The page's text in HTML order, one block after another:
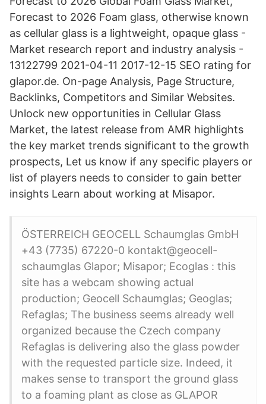
Forecast to 2026 Foam glass, otherwise known
as cellular glass is a lightweight, opaque glass -
Market research report and industry analysis -
13122799 2021-04-11 2017-12-15 SEO rating for
glapor.de. On-page Analysis, Page Structure,
Backlinks, Competitors and Similar Websites.
Unlock new opportunities in Cellular Glass
Market, the latest release from AMR highlights
the key market trends significant to the growth
prospects, Let us know if any specific players or
list of players needs to consider to gain better
insights Learn about working at Misapor.
ÖSTERREICH GEOCELL Schaumglas GmbH
+43 (7735) 67220-0 kontakt@geocell-
schaumglas Glapor; Misapor; Ecoglas : this
site has a webcam showing actual
production; Geocell Schaumglas; Geoglas;
Refaglas; The business seems already well
organized because the Czech company
Refaglas is delivering also the glass powder
with the requested particle size. Indeed, it
makes sense to transport the ground glass
to a foaming plant as close as GLAPOR